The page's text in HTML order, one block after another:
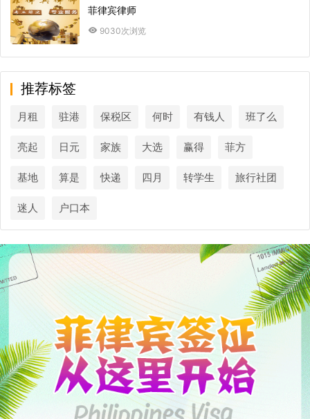
菲律宾律师
9030次浏览
推荐标签
月租 驻港 保税区 何时 有钱人 班了么
亮起 日元 家族 大选 赢得 菲方
基地 算是 快递 四月 转学生 旅行社团
迷人 户口本